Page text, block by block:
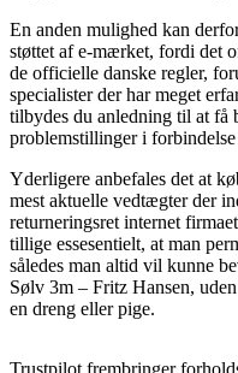
En anden mulighed kan
støttet af e-mærket, fordi det
de officielle danske regler,
specialister der har meget
tilbydes du anledning til at få
problemstillinger i
Yderligere anbefales det at
mest aktuelle vedtægter der
returneringsret internet
tillige essesentielt, at man
således man altid vil kunne
Sølv 3m – Fritz Hansen,
en dreng eller pige.
Trustpilot frembringer